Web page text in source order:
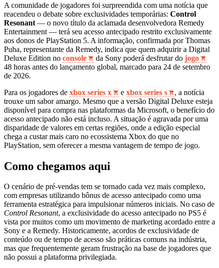
A comunidade de jogadores foi surpreendida com uma notícia que
reacendeu o debate sobre exclusividades temporárias: Control
Resonant — o novo título da aclamada desenvolvedora Remedy
Entertainment — terá seu acesso antecipado restrito exclusivamente
aos donos de PlayStation 5. A informação, confirmada por Thomas
Puha, representante da Remedy, indica que quem adquirir a Digital
Deluxe Edition no console da Sony poderá desfrutar do jogo
48 horas antes do lançamento global, marcado para 24 de setembro
de 2026.
Para os jogadores de xbox series x e xbox series s
, a notícia
trouxe um sabor amargo. Mesmo que a versão Digital Deluxe esteja
disponível para compra nas plataformas da Microsoft, o benefício do
acesso antecipado não está incluso. A situação é agravada por uma
disparidade de valores em certas regiões, onde a edição especial
chega a custar mais caro no ecossistema Xbox do que no
PlayStation, sem oferecer a mesma vantagem de tempo de jogo.
Como chegamos aqui
O cenário de pré-vendas tem se tornado cada vez mais complexo,
com empresas utilizando bônus de acesso antecipado como uma
ferramenta estratégica para impulsionar números iniciais. No caso de
Control Resonant, a exclusividade do acesso antecipado no PS5 é
vista por muitos como um movimento de marketing acordado entre a
Sony e a Remedy. Historicamente, acordos de exclusividade de
conteúdo ou de tempo de acesso são práticas comuns na indústria,
mas que frequentemente geram frustração na base de jogadores que
não possui a plataforma privilegiada.